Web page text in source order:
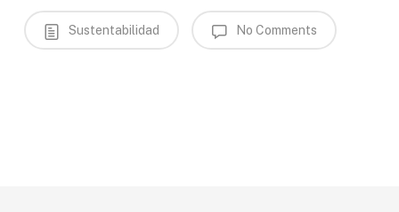
Sustentabilidad No Comments